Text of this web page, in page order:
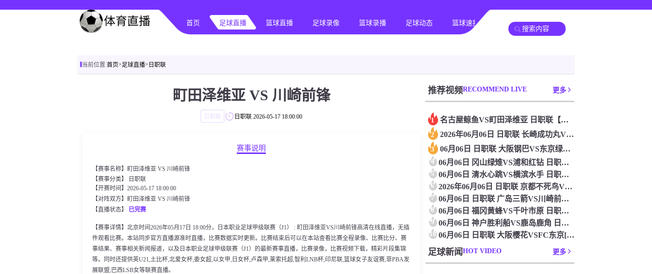
首页 足球直播 篮球直播 足球录像 篮球录播 足球动态 篮球速报 全球联赛
当前位置:首页>足球直播> 日职联
町田泽维亚 VS 川崎前锋
日职联 日职联 2026-05-17 18:00:00
赛事说明
【赛事名称】町田泽维亚 VS 川崎前锋
【赛事分类】
日职联
【开赛时间】2026-05-17 18:00:00
【对阵双方】町田泽维亚 VS 川崎前锋
【直播状态】 已完赛
【赛事详情】北京时间2026年05月17日 18:00分，日本职业足球甲级联赛（J1） : 町田泽维亚VS川崎前锋高清在线直播，无插
件观看比赛。本站同步官方直播源准时直播，比赛数据实时更新。比赛结束后可以在本站查看比赛全程录像、比赛比分、赛
事结果、赛事相关新闻报道，以及日本职业足球甲级联赛（J1）的最新赛事直播，比赛录像，比赛视频下载，精彩片段集锦
等。同时还提供英U21,土比杯,北爱女杯,委女超,以女甲,日女杯,卢森甲,莱索托超,智利LNB杯,印尼联,篮球女子友谊赛,菲PBA发
展联盟,巴西LSB女等联赛直播。
推荐视频RECOMMEND LIVE 更多
1 名古屋鲸鱼VS町田泽维亚 日职联【免费在线直播】_2026年
2 2026年06月06日 日职联 长崎成功丸VS水户蜀葵 在线
3 06月06日 日职联 大阪钢巴VS东京绿茵[高清直播]
4 06月06日 冈山绿雉VS浦和红钻 日职联 在线观看比赛
5 06月06日 清水心跳VS横滨水手 日职联[比赛在线观看]
6 2026年06月06日 日职联 京都不死鸟VS柏太阳神 比赛
7 06月06日 日职联 广岛三箭VS川崎前锋[高清赛事直播]
8 06月06日 福冈黄蜂VS千叶市原 日职联 比赛在线观看
9 06月06日 神户胜利船VS鹿岛鹿角 日职联[免费在线直播]
10 06月06日 日职联 大阪樱花VSFC东京[无插件直播]
足球新闻 HOT VIDEO 更多